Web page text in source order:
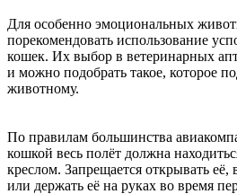
Для особенно эмоциональных
порекомендовать использование
кошек. Их выбор в ветеринарных
и можно подобрать такое, которое
животному.
По правилам большинства
кошкой весь полёт должна
креслом. Запрещается открывать
или держать её на руках во время